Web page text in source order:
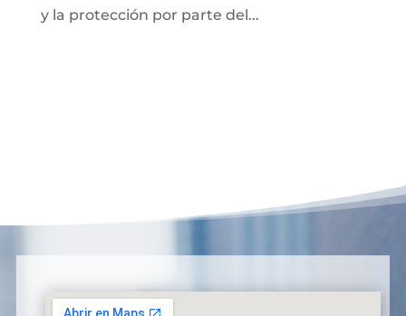
y la protección por parte del...